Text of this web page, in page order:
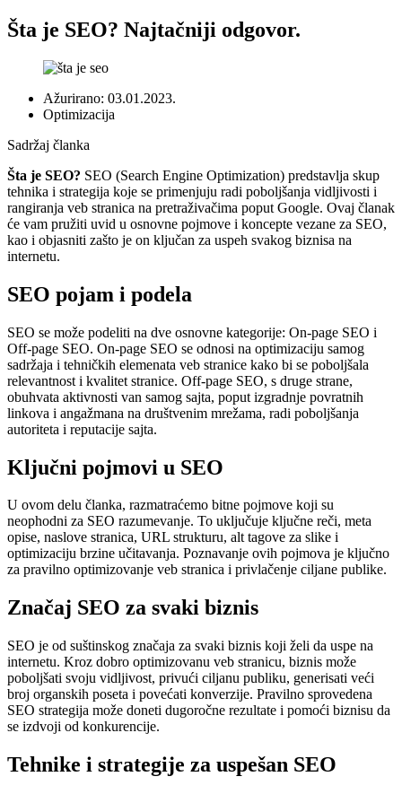
Šta je SEO? Najtačniji odgovor.
Ažurirano: 03.01.2023.
Optimizacija
Sadržaj članka
Šta je SEO? SEO (Search Engine Optimization) predstavlja skup
tehnika i strategija koje se primenjuju radi poboljšanja vidljivosti i
rangiranja veb stranica na pretraživačima poput Google. Ovaj članak
će vam pružiti uvid u osnovne pojmove i koncepte vezane za SEO,
kao i objasniti zašto je on ključan za uspeh svakog biznisa na
internetu.
SEO pojam i podela
SEO se može podeliti na dve osnovne kategorije: On-page SEO i
Off-page SEO. On-page SEO se odnosi na optimizaciju samog
sadržaja i tehničkih elemenata veb stranice kako bi se poboljšala
relevantnost i kvalitet stranice. Off-page SEO, s druge strane,
obuhvata aktivnosti van samog sajta, poput izgradnje povratnih
linkova i angažmana na društvenim mrežama, radi poboljšanja
autoriteta i reputacije sajta.
Ključni pojmovi u SEO
U ovom delu članka, razmatraćemo bitne pojmove koji su
neophodni za SEO razumevanje. To uključuje ključne reči, meta
opise, naslove stranica, URL strukturu, alt tagove za slike i
optimizaciju brzine učitavanja. Poznavanje ovih pojmova je ključno
za pravilno optimizovanje veb stranica i privlačenje ciljane publike.
Značaj SEO za svaki biznis
SEO je od suštinskog značaja za svaki biznis koji želi da uspe na
internetu. Kroz dobro optimizovanu veb stranicu, biznis može
poboljšati svoju vidljivost, privući ciljanu publiku, generisati veći
broj organskih poseta i povećati konverzije. Pravilno sprovedena
SEO strategija može doneti dugoročne rezultate i pomoći biznisu da
se izdvoji od konkurencije.
Tehnike i strategije za uspešan SEO